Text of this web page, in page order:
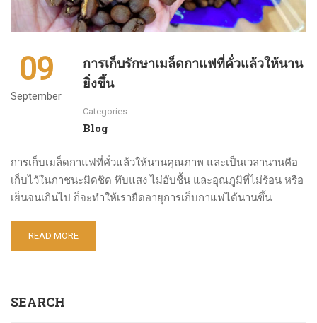
09
September
การเก็บรักษาเมล็ดกาแฟที่คั่วแล้วให้นาน
ยิ่งขึ้น
Categories
Blog
การเก็บเมล็ดกาแฟที่คั่วแล้วให้นานคุณภาพ และเป็นเวลานานคือ
เก็บไว้ในภาชนะมิดชิด ทึบแสง ไม่อับชื้น และอุณภูมิที่ไม่ร้อน หรือ
เย็นจนเกินไป ก็จะทำให้เรายืดอายุการเก็บกาแฟได้นานขึ้น
READ MORE
SEARCH